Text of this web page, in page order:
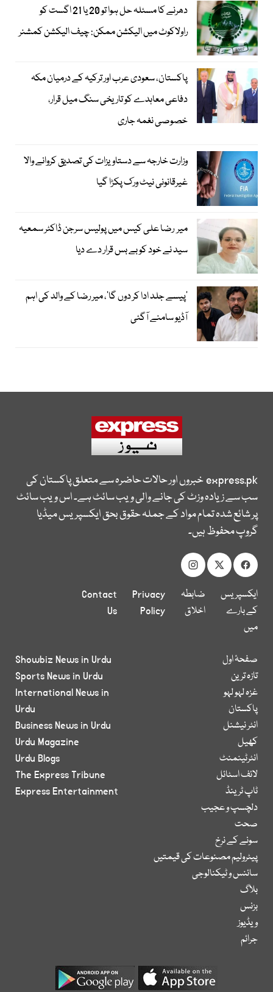
دھرنے کا مسئلہ حل ہوا تو 20 یا 21 اگست کو
راولاکوٹ میں الیکشن ممکن: چیف الیکشن کمشنر
پاکستان، سعودی عرب اور ترکیہ کے درمیان مکہ
دفاعی معاہدے کو تاریخی سنگ میل قرار،
خصوصی نغمہ جاری
وزارت خارجہ سے دستاویزات کی تصدیق کروانے والا
غیرقانونی نیٹ ورک پکڑا گیا
میر رضا علی کیس میں پولیس سرجن ڈاکٹر سمعیہ
سید نے خود کو بے بس قرار دے دیا
’پیسے جلد ادا کر دوں گا‘، میر رضا کے والد کی اہم
آڈیو سامنے آگئی
express.pkخبروں اور حالات حاضرہ سے متعلق پاکستان کی
سب سے زیادہ وزٹ کی جانے والی ویب سائٹ ہے۔ اس ویب سائٹ
پر شائع شدہ تمام مواد کے جملہ حقوق بحق ایکسپریس میڈیا
گروپ محفوظ ہیں۔
ایکسپریس
کے بارے
میں
ضابطہ
اخلاق
Privacy
Policy
Contact
Us
صفحۂ اول
تازہ ترین
غزہ لہو لہو
پاکستان
انٹر نیشنل
کھیل
انٹرٹینمنٹ
لائف اسٹائل
ٹاپ ٹرینڈ
دلچسپ و عجیب
صحت
سونے کے نرخ
پیٹرولیم مصنوعات کی قیمتیں
سائنس و ٹیکنالوجی
بلاگ
بزنس
ویڈیوز
جرائم
Showbiz News in Urdu
Sports News in Urdu
International News in
Urdu
Business News in Urdu
Urdu Magazine
Urdu Blogs
The Express Tribune
Express Entertainment